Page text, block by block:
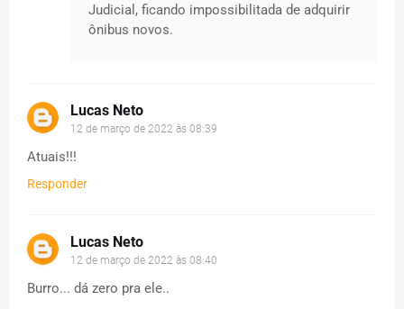
Judicial, ficando impossibilitada de adquirir
ônibus novos.
Lucas Neto
12 de março de 2022 às 08:39
Atuais!!!
Responder
Lucas Neto
12 de março de 2022 às 08:40
Burro... dá zero pra ele..